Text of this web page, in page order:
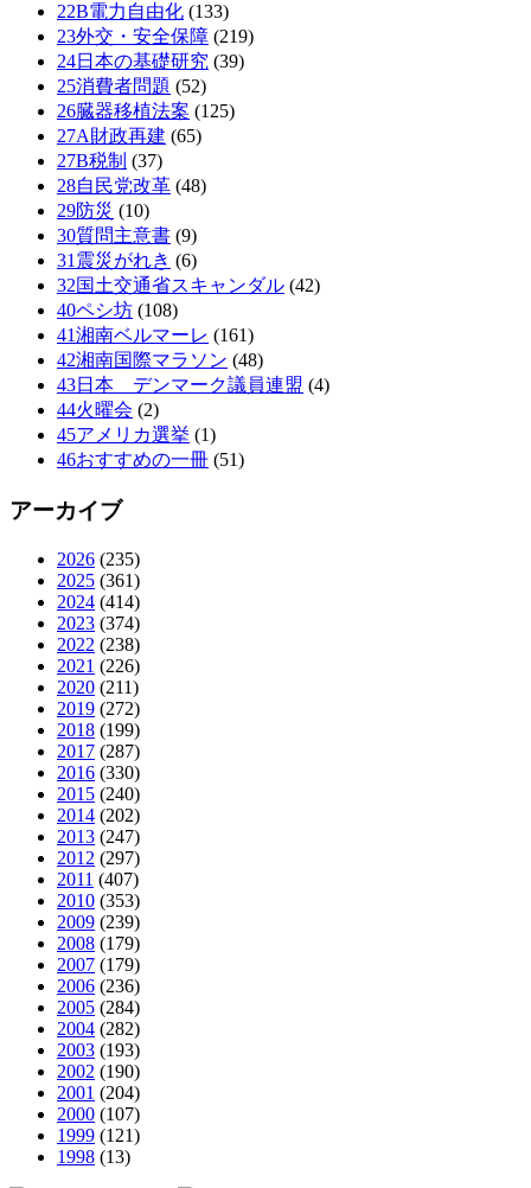
22B電力自由化 (133)
23外交・安全保障 (219)
24日本の基礎研究 (39)
25消費者問題 (52)
26臓器移植法案 (125)
27A財政再建 (65)
27B税制 (37)
28自民党改革 (48)
29防災 (10)
30質問主意書 (9)
31震災がれき (6)
32国土交通省スキャンダル (42)
40ペシ坊 (108)
41湘南ベルマーレ (161)
42湘南国際マラソン (48)
43日本 デンマーク議員連盟 (4)
44火曜会 (2)
45アメリカ選挙 (1)
46おすすめの一冊 (51)
アーカイブ
2026 (235)
2025 (361)
2024 (414)
2023 (374)
2022 (238)
2021 (226)
2020 (211)
2019 (272)
2018 (199)
2017 (287)
2016 (330)
2015 (240)
2014 (202)
2013 (247)
2012 (297)
2011 (407)
2010 (353)
2009 (239)
2008 (179)
2007 (179)
2006 (236)
2005 (284)
2004 (282)
2003 (193)
2002 (190)
2001 (204)
2000 (107)
1999 (121)
1998 (13)